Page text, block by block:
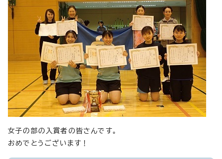
女子の部の入賞者の皆さんです。
おめでとうございます！